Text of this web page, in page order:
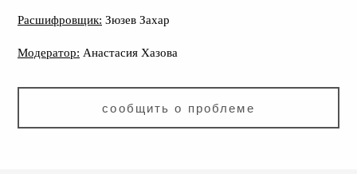
Расшифровщик: Зюзев Захар
Модератор: Анастасия Хазова
сообщить о проблеме